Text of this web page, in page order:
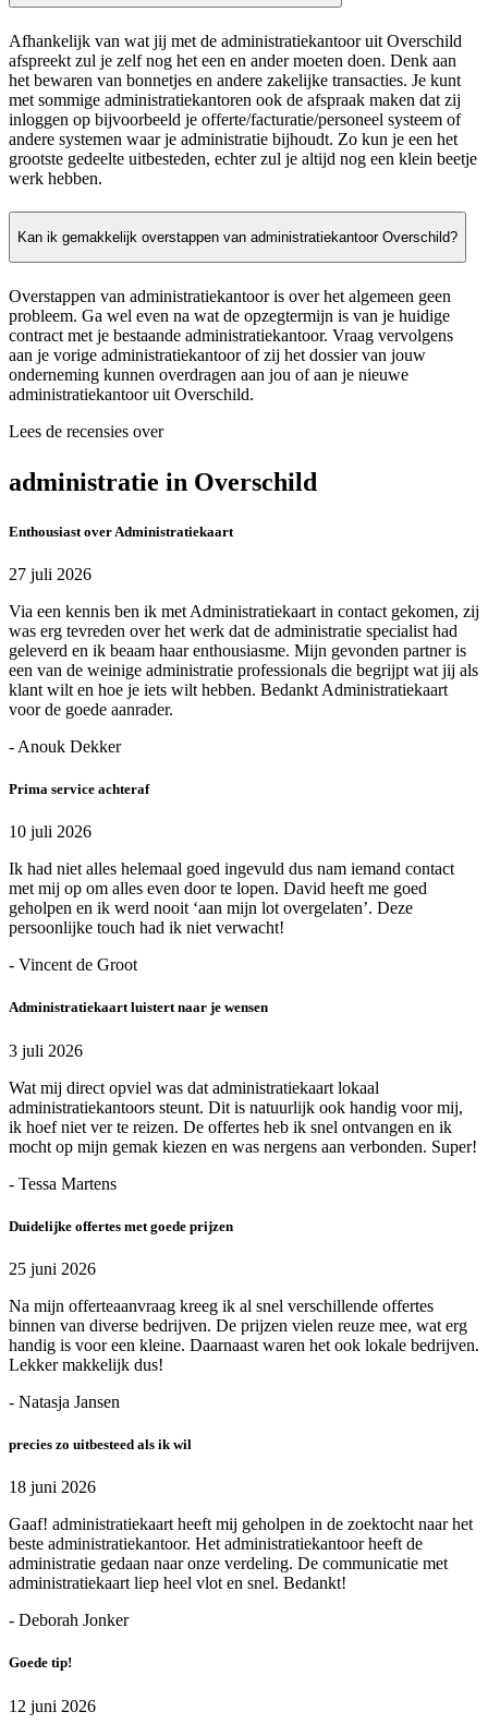
Afhankelijk van wat jij met de administratiekantoor uit Overschild
afspreekt zul je zelf nog het een en ander moeten doen. Denk aan
het bewaren van bonnetjes en andere zakelijke transacties. Je kunt
met sommige administratiekantoren ook de afspraak maken dat zij
inloggen op bijvoorbeeld je offerte/facturatie/personeel systeem of
andere systemen waar je administratie bijhoudt. Zo kun je een het
grootste gedeelte uitbesteden, echter zul je altijd nog een klein beetje
werk hebben.
Kan ik gemakkelijk overstappen van administratiekantoor Overschild?
Overstappen van administratiekantoor is over het algemeen geen
probleem. Ga wel even na wat de opzegtermijn is van je huidige
contract met je bestaande administratiekantoor. Vraag vervolgens
aan je vorige administratiekantoor of zij het dossier van jouw
onderneming kunnen overdragen aan jou of aan je nieuwe
administratiekantoor uit Overschild.
Lees de recensies over
administratie in Overschild
Enthousiast over Administratiekaart
27 juli 2026
Via een kennis ben ik met Administratiekaart in contact gekomen, zij
was erg tevreden over het werk dat de administratie specialist had
geleverd en ik beaam haar enthousiasme. Mijn gevonden partner is
een van de weinige administratie professionals die begrijpt wat jij als
klant wilt en hoe je iets wilt hebben. Bedankt Administratiekaart
voor de goede aanrader.
- Anouk Dekker
Prima service achteraf
10 juli 2026
Ik had niet alles helemaal goed ingevuld dus nam iemand contact
met mij op om alles even door te lopen. David heeft me goed
geholpen en ik werd nooit ‘aan mijn lot overgelaten’. Deze
persoonlijke touch had ik niet verwacht!
- Vincent de Groot
Administratiekaart luistert naar je wensen
3 juli 2026
Wat mij direct opviel was dat administratiekaart lokaal
administratiekantoors steunt. Dit is natuurlijk ook handig voor mij,
ik hoef niet ver te reizen. De offertes heb ik snel ontvangen en ik
mocht op mijn gemak kiezen en was nergens aan verbonden. Super!
- Tessa Martens
Duidelijke offertes met goede prijzen
25 juni 2026
Na mijn offerteaanvraag kreeg ik al snel verschillende offertes
binnen van diverse bedrijven. De prijzen vielen reuze mee, wat erg
handig is voor een kleine. Daarnaast waren het ook lokale bedrijven.
Lekker makkelijk dus!
- Natasja Jansen
precies zo uitbesteed als ik wil
18 juni 2026
Gaaf! administratiekaart heeft mij geholpen in de zoektocht naar het
beste administratiekantoor. Het administratiekantoor heeft de
administratie gedaan naar onze verdeling. De communicatie met
administratiekaart liep heel vlot en snel. Bedankt!
- Deborah Jonker
Goede tip!
12 juni 2026